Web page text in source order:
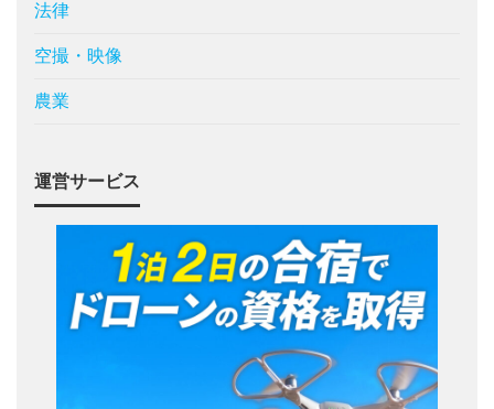
法律
空撮・映像
農業
運営サービス